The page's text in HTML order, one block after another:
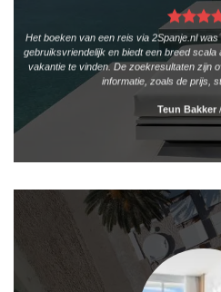
Het boeken van een reis via 2Spanje.nl
gebruiksvriendelijk en biedt een breed
vakantie te vinden. De zoekresultaten zijn
informatie, zoals de prijs,
Teun Bakker /